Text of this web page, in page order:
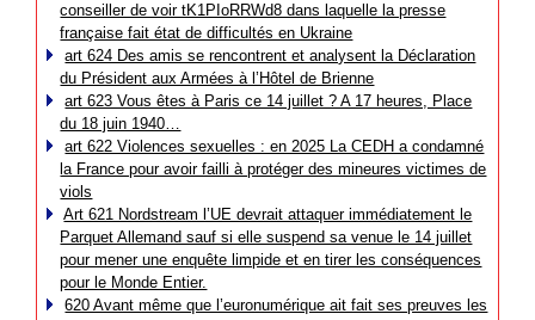
conseiller de voir tK1PIoRRWd8 dans laquelle la presse
française fait état de difficultés en Ukraine
art 624 Des amis se rencontrent et analysent la Déclaration
du Président aux Armées à l’Hôtel de Brienne
art 623 Vous êtes à Paris ce 14 juillet ? A 17 heures, Place
du 18 juin 1940…
art 622 Violences sexuelles : en 2025 La CEDH a condamné
la France pour avoir failli à protéger des mineures victimes de
viols
Art 621 Nordstream l’UE devrait attaquer immédiatement le
Parquet Allemand sauf si elle suspend sa venue le 14 juillet
pour mener une enquête limpide et en tirer les conséquences
pour le Monde Entier.
620 Avant même que l’euronumérique ait fait ses preuves les